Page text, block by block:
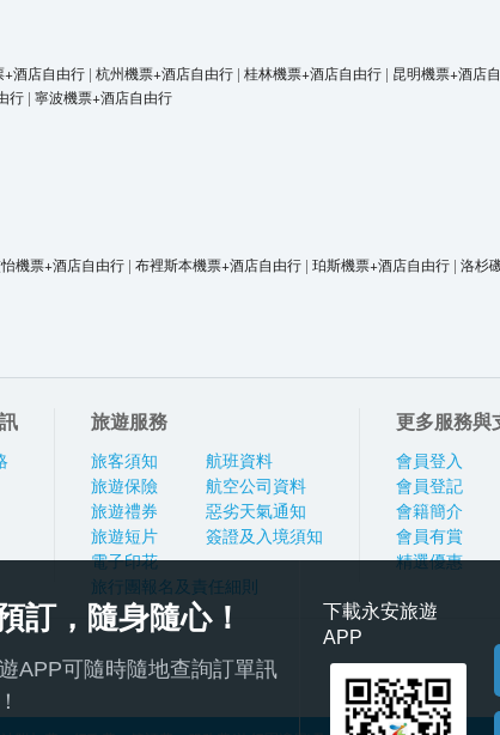
+酒店自由行 | 杭州機票+酒店自由行 | 桂林機票+酒店自由行 | 昆明機票+酒店
行 | 寧波機票+酒店自由行
機票+酒店自由行 | 布裡斯本機票+酒店自由行 | 珀斯機票+酒店自由行 | 洛杉
旅遊服務
旅客須知
旅遊保險
旅遊禮券
旅遊短片
電子印花
航班資料
航空公司資料
惡劣天氣通知
簽證及入境須知
旅行團報名及責任細則
更多服務與
會員登入
會員登記
會籍簡介
會員有賞
精選優惠
訂，隨身隨心！
APP可隨時隨地查詢訂單訊
下載永安旅遊
APP